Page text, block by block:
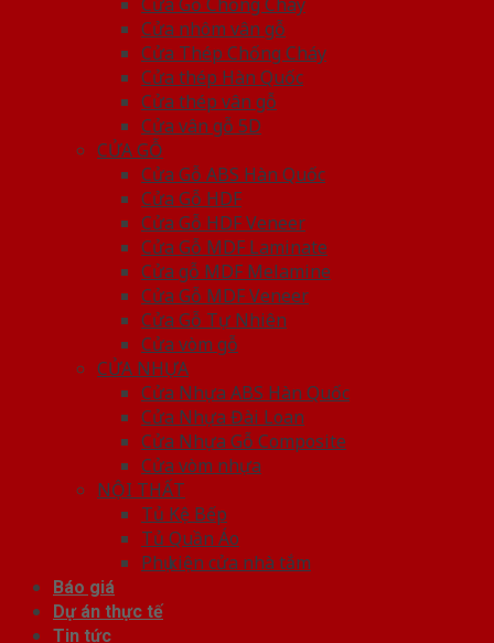
Cửa nhôm vân gỗ
Cửa Thép Chống Cháy
Cửa thép Hàn Quốc
Cửa thép vân gỗ
Cửa vân gỗ 5D
CỬA GỖ
Cửa Gỗ ABS Hàn Quốc
Cửa Gỗ HDF
Cửa Gỗ HDF Veneer
Cửa Gỗ MDF Laminate
Cửa gỗ MDF Melamine
Cửa Gỗ MDF Veneer
Cửa Gỗ Tự Nhiên
Cửa vòm gỗ
CỬA NHỰA
Cửa Nhựa ABS Hàn Quốc
Cửa Nhựa Đài Loan
Cửa Nhựa Gỗ Composite
Cửa vòm nhựa
NỘI THẤT
Tủ Kệ Bếp
Tủ Quần Áo
Phụ kiện cửa nhà tắm
Báo giá
Dự án thực tế
Tin tức